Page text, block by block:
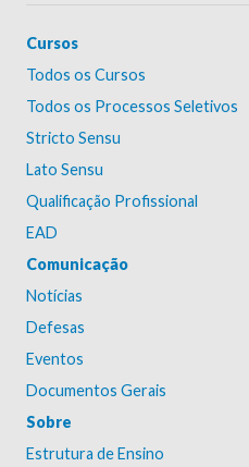
Cursos
Todos os Cursos
Todos os Processos Seletivos
Stricto Sensu
Lato Sensu
Qualificação Profissional
EAD
Comunicação
Notícias
Defesas
Eventos
Documentos Gerais
Sobre
Estrutura de Ensino